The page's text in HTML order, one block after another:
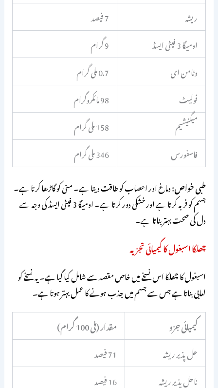
ریشہ
7 فیصد
اومیگا 3 فیٹی ایسڈ
9 گرام
وٹامن ای
0.7 ملی گرام
فولیٹ
98 مائکروگرام
میگنیشیم
158 ملی گرام
فاسفورس
346 ملی گرام
طبی خواص:دماغ اور اعصاب کو طاقت دیتا ہے۔ منی کو گاڑھا کرتا ہے۔
جسم کو فربہ کرتا ہے اور خشکی دور کرتا ہے۔ اومیگا 3 فیٹی ایسڈ کی وجہ سے
دل کی صحت بہتر بناتا ہے۔
چھلکا اسبغول کا کیمیائی تجزیہ
اسبغول کا چھلکا اس نسخے میں خاص مقصد سے شامل کیا گیا ہے۔ یہ نسخے کو
لعابی بناتا ہے جس سے جسم میں جذب ہونے کا عمل بہتر ہوتا ہے۔
کیمیائی جزو
مقدار (فی 100 گرام)
حل پذیر ریشہ
71 فیصد
ناحل پذیر ریشہ
16 فیصد